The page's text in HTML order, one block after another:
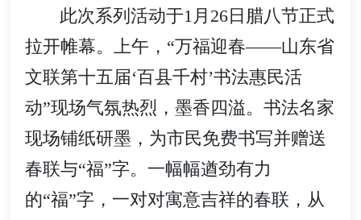
此次系列活动于1月26日腊八节正式
拉开帷幕。上午，“万福迎春——山东省
文联第十五届‘百县千村’书法惠民活
动”现场气氛热烈，墨香四溢。书法名家
现场铺纸研墨，为市民免费书写并赠送
春联与“福”字。一幅幅遒劲有力
的“福”字，一对对寓意吉祥的春联，从